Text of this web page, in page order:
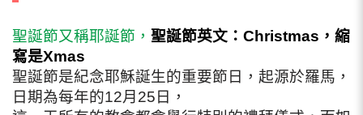
聖誕節又稱耶誕節， 聖誕節英文：Christmas，縮
寫是Xmas
聖誕節是紀念耶穌誕生的重要節日，起源於羅馬，
日期為每年的12月25日，